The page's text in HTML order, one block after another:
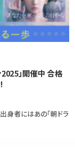
2025」開催中 合格
身者にはあの「朝ドラ